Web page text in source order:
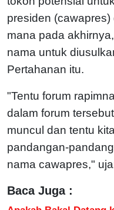
presiden
mana pada
nama untuk
Pertahanan itu.
"Tentu forum
dalam forum
muncul dan tentu
pandangan-
nama cawapres,"
Baca Juga :